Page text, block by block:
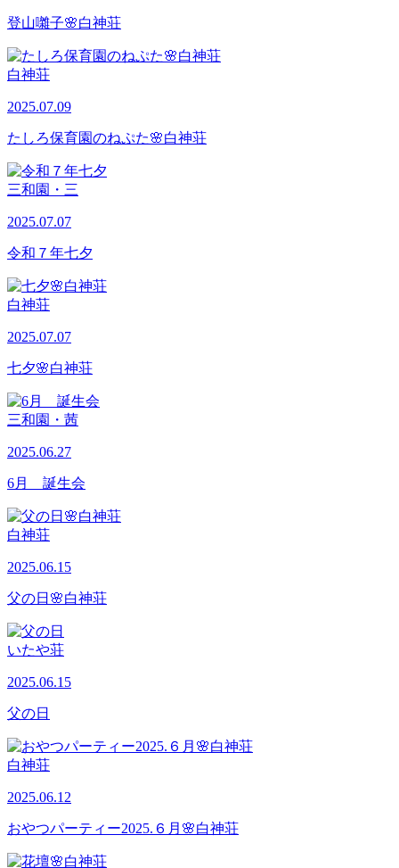
登山囃子🌸白神荘
白神荘
2025.07.09
たしろ保育園のねぷた🌸白神荘
三和園・三
2025.07.07
令和７年七夕
白神荘
2025.07.07
七夕🌸白神荘
三和園・茜
2025.06.27
6月 誕生会
白神荘
2025.06.15
父の日🌸白神荘
いたや荘
2025.06.15
父の日
白神荘
2025.06.12
おやつパーティー2025.６月🌸白神荘